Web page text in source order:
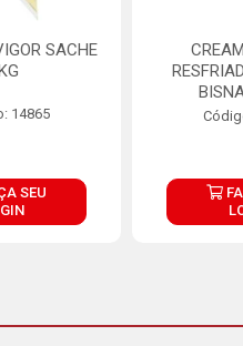
SACHE
14865
SEU